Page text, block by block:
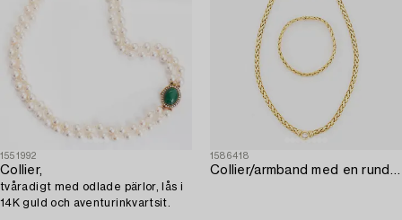
1551992
Collier,
tvåradigt med odlade pärlor, lås i
14K guld och aventurinkvartsit.
1586418
Collier/armband med en rund briljantslipad diamant ca 0.35 ct.